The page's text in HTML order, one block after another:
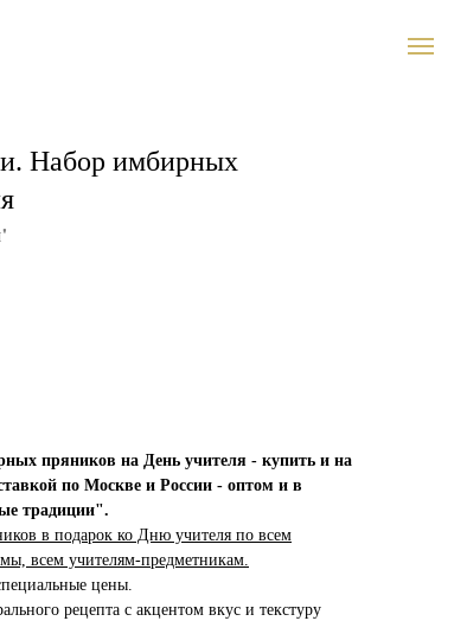
Набор имбирных
пряников на День учителя - купить и на
по Москве и России - оптом и в
традиции".
в подарок ко Дню учителя по всем
всем учителям-предметникам.
цены.
рецепта с акцентом вкус и текстуру